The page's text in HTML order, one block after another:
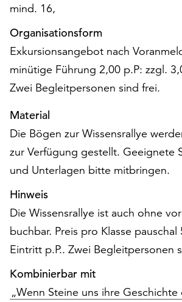
mind. 16,
Organisationsform
Exkursionsangebot nach
minütige Führung 2,00 p.P: zzgl.
Zwei Begleitpersonen sind frei.
Material
Die Bögen zur Wissensrallye
zur Verfügung gestellt. Geeignete
und Unterlagen bitte mitbringen.
Hinweis
Die Wissensrallye ist auch ohne
buchbar. Preis pro Klasse
Eintritt p.P.. Zwei Begleitpersonen
Kombinierbar mit
„Wenn Steine uns ihre Geschichte